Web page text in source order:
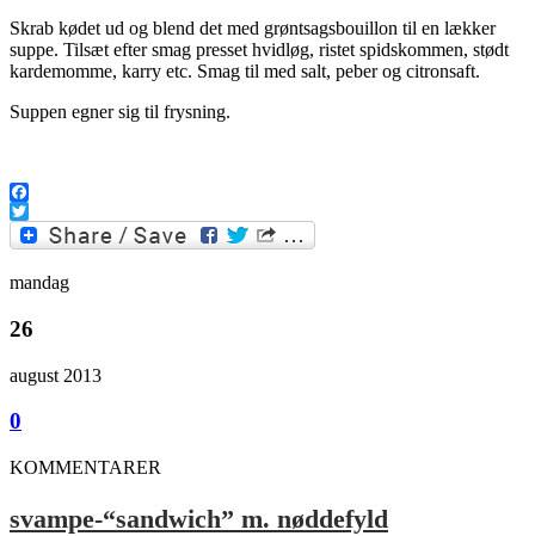
Skrab kødet ud og blend det med grøntsagsbouillon til en lækker
suppe. Tilsæt efter smag presset hvidløg, ristet spidskommen, stødt
kardemomme, karry etc. Smag til med salt, peber og citronsaft.
Suppen egner sig til frysning.
Facebook
Twitter
mandag
26
august 2013
0
KOMMENTARER
svampe-“sandwich” m. nøddefyld